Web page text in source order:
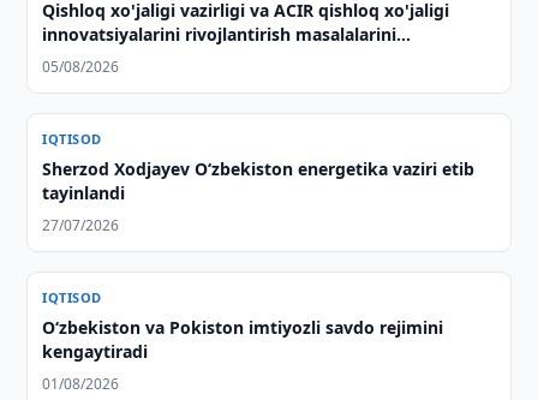
Qishloq xo'jaligi vazirligi va ACIR qishloq xo'jaligi
innovatsiyalarini rivojlantirish masalalarini
muhokama qilishdi
05/08/2026
IQTISOD
Sherzod Xodjayev O‘zbekiston energetika vaziri etib
tayinlandi
27/07/2026
IQTISOD
O‘zbekiston va Pokiston imtiyozli savdo rejimini
kengaytiradi
01/08/2026